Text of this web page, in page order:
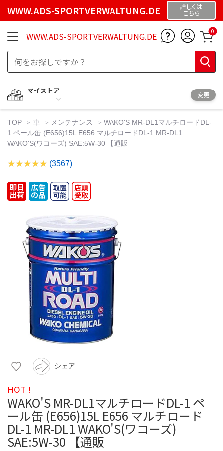
WWW.ADS-SPORTVERWALTUNG.DE 詳しくは
こちら
WWW.ADS-SPORTVERWALTUNG.DE 0
マイストア
変更
TOP 車 メンテナンス
WAKO'S MR-DL1マルチロードDL-
1 ペール缶 (E656)15L E656 マルチロードDL-1 MR-DL1
WAKO'S(ワコーズ) SAE:5W-30 【通販
(3567)
シェア
HOT !
WAKO'S MR-DL1マルチロードDL-1 ペ
ール缶 (E656)15L E656 マルチロード
DL-1 MR-DL1 WAKO'S(ワコーズ)
SAE:5W-30 【通販